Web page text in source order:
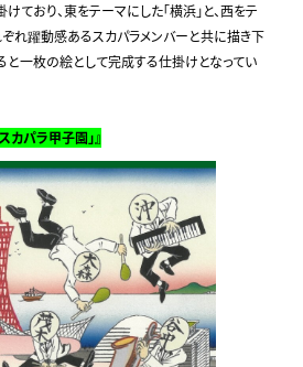
ており、東をテーマにした「横浜」と、西をテ
ぞれ躍動感あるスカパラメンバーと共に描き下
と一枚の絵として完成する仕掛けとなってい
パラ甲子園」』